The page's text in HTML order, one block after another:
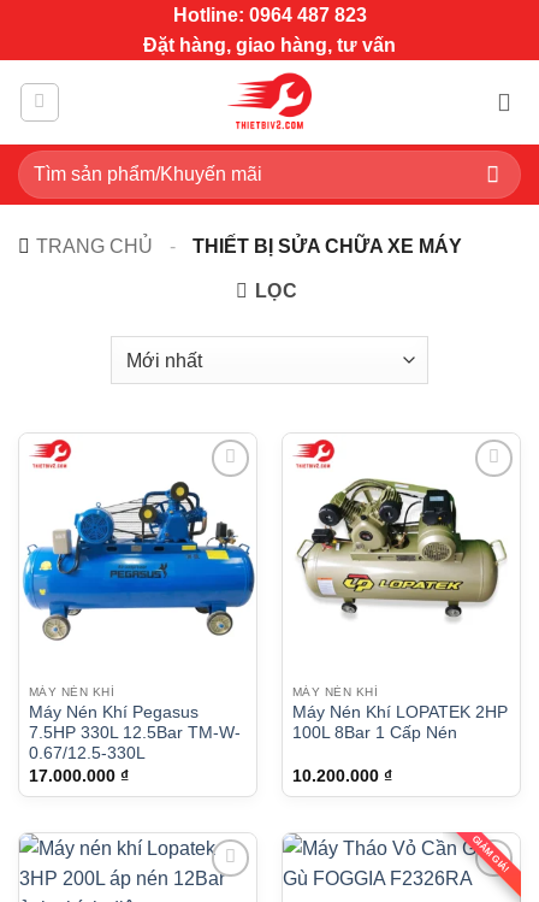
dung
Hotline: 0964 487 823
Đặt hàng, giao hàng, tư vấn
Tìm
kiếm:
TRANG CHỦ - THIẾT BỊ SỬA CHỮA XE MÁY
LỌC
MÁY NÉN KHÍ
Máy Nén Khí Pegasus
7.5HP 330L 12.5Bar TM-W-
0.67/12.5-330L
17.000.000 ₫
MÁY NÉN KHÍ
Máy Nén Khí LOPATEK 2HP
100L 8Bar 1 Cấp Nén
10.200.000 ₫
GIẢM GIÁ!